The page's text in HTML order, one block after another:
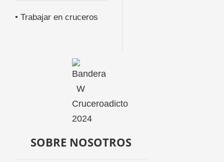
• Trabajar en cruceros
SOBRE NOSOTROS